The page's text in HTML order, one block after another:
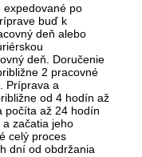
expedované po
buď k
deň alebo
deň. Doručenie
2 pracovné
Príprava a
od 4 hodín až
počíta až 24 hodín
začatia jeho
celý proces
dní od obdržania